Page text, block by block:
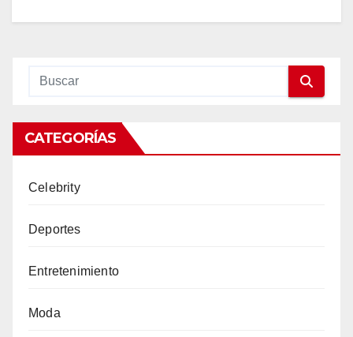
CATEGORÍAS
Celebrity
Deportes
Entretenimiento
Moda